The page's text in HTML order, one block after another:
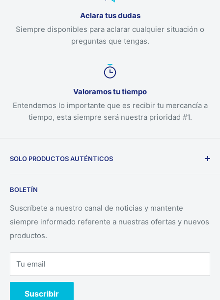
Aclara tus dudas
Siempre disponibles para aclarar cualquier situación o
preguntas que tengas.
Valoramos tu tiempo
Entendemos lo importante que es recibir tu mercancía a
tiempo, esta siempre será nuestra prioridad #1.
SOLO PRODUCTOS AUTÉNTICOS
directamente desde los fabricantes.
BOLETÍN
Suscríbete a nuestro canal de noticias y mantente
siempre informado referente a nuestras ofertas y nuevos
productos.
Tu email
Suscribir